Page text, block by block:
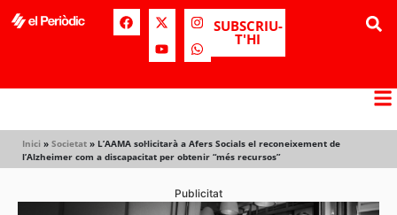
SUBSCRIU-
T'HI
Inici » Societat » L’AAMA sol·licitarà a Afers Socials el reconeixement de
l’Alzheimer com a discapacitat per obtenir “més recursos”
Publicitat